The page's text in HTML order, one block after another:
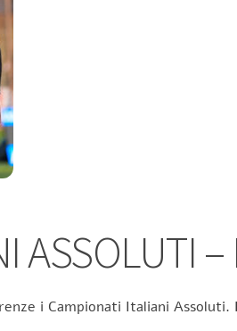
ASSOLUTI
i Campionati Italiani